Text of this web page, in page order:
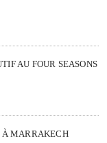
AU FOUR SEASONS
À MARRAKECH